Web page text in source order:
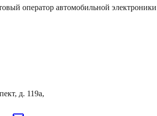
оператор автомобильной электроники
д. 119а,